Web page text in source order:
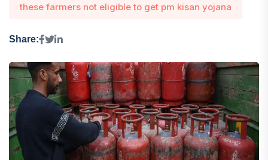
these farmers not eligible to get pm kisan yojana
Share: